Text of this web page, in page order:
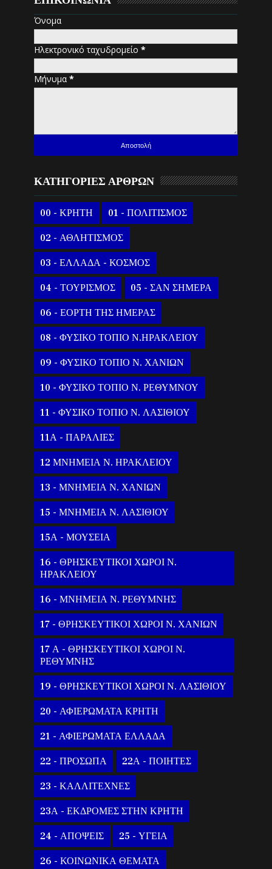
Όνομα
Ηλεκτρονικό ταχυδρομείο*
Μήνυμα*
ΚΑΤΗΓΟΡΙΕΣ ΑΡΘΡΩΝ
00 - ΚΡΗΤΗ 01 - ΠΟΛΙΤΙΣΜΟΣ
02 - ΑΘΛΗΤΙΣΜΟΣ
03 - ΕΛΛΑΔΑ - ΚΟΣΜΟΣ
04 - ΤΟΥΡΙΣΜΟΣ 05 - ΣΑΝ ΣΗΜΕΡΑ
06 - ΕΟΡΤΗ ΤΗΣ ΗΜΕΡΑΣ
08 - ΦΥΣΙΚΟ ΤΟΠΙΟ Ν.ΗΡΑΚΛΕΙΟΥ
09 - ΦΥΣΙΚΟ ΤΟΠΙΟ Ν. ΧΑΝΙΩΝ
10 - ΦΥΣΙΚΟ ΤΟΠΙΟ Ν. ΡΕΘΥΜΝΟΥ
11 - ΦΥΣΙΚΟ ΤΟΠΙΟ Ν. ΛΑΣΙΘΙΟΥ
11Α - ΠΑΡΑΛΙΕΣ
12 ΜΝΗΜΕΙΑ Ν. ΗΡΑΚΛΕΙΟΥ
13 - ΜΝΗΜΕΙΑ Ν. ΧΑΝΙΩΝ
15 - ΜΝΗΜΕΙΑ Ν. ΛΑΣΙΘΙΟΥ
15Α - ΜΟΥΣΕΙΑ
16 - ΘΡΗΣΚΕΥΤΙΚΟΙ ΧΩΡΟΙ Ν.
ΗΡΑΚΛΕΙΟΥ
16 - ΜΝΗΜΕΙΑ Ν. ΡΕΘΥΜΝΗΣ
17 - ΘΡΗΣΚΕΥΤΙΚΟΙ ΧΩΡΟΙ Ν. ΧΑΝΙΩΝ
17 Α - ΘΡΗΣΚΕΥΤΙΚΟΙ ΧΩΡΟΙ Ν.
ΡΕΘΥΜΝΗΣ
19 - ΘΡΗΣΚΕΥΤΙΚΟΙ ΧΩΡΟΙ Ν. ΛΑΣΙΘΙΟΥ
20 - ΑΦΙΕΡΩΜΑΤΑ ΚΡΗΤΗ
21 - ΑΦΙΕΡΩΜΑΤΑ ΕΛΛΑΔΑ
22 - ΠΡΟΣΩΠΑ 22Α - ΠΟΙΗΤΕΣ
23 - ΚΑΛΛΙΤΕΧΝΕΣ
23Α - ΕΚΔΡΟΜΕΣ ΣΤΗΝ ΚΡΗΤΗ
24 - ΑΠΟΨΕΙΣ 25 - ΥΓΕΙΑ
26 - ΚΟΙΝΩΝΙΚΑ ΘΕΜΑΤΑ